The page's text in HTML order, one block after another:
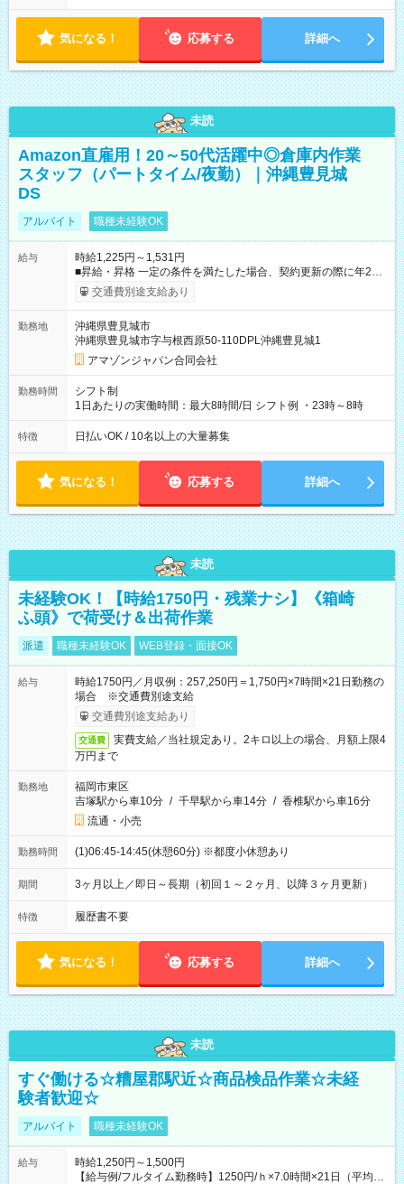
気になる！ 応募する 詳細へ
未読
Amazon直雇用！20～50代活躍中◎倉庫内作業
スタッフ（パートタイム/夜勤）｜沖縄豊見城
DS
アルバイト 職種未経験OK
給与
時給1,225円～1,531円
■昇給・昇格 一定の条件を満たした場合、契約更新の際に年2回
まで昇給の機会があります。 ■正社員登用制度あり ※月末締/翌
月25日支払い ※時間外手当、別途支給 ※深夜割増賃金 (22:00～
☆Amazon直雇用で安定して働けます！ 【試用期間】試用期間
あり 試用期間の長さ：1週間 雇用形態、給与は本採用時と同じ
です。
交通費別途支給あり
勤務地
沖縄県豊見城市
沖縄県豊見城市字与根西原50-110DPL沖縄豊見城1
アマゾンジャパン合同会社
勤務時間
シフト制
1日あたりの実働時間：最大8時間/日 シフト例 ・23時～8時
特徴 日払いOK / 10名以上の大量募集
気になる！ 応募する 詳細へ
未読
未経験OK！【時給1750円・残業ナシ】《箱崎
ふ頭》で荷受け＆出荷作業
派遣 職種未経験OK WEB登録・面接OK
給与
時給1750円／月収例：257,250円＝1,750円×7時間×21日勤務の
場合 ※交通費別途支給
交通費別途支給あり
交通費
実費支給／当社規定あり。2キロ以上の場合、月額上限4
万円まで
勤務地
福岡市東区
吉塚駅から車10分 / 千早駅から車14分 / 香椎駅から車16分
流通・小売
勤務時間 (1)06:45-14:45(休憩60分) ※都度小休憩あり
期間 3ヶ月以上／即日～長期（初回１～２ヶ月、以降３ヶ月更新）
特徴 履歴書不要
気になる！ 応募する 詳細へ
未読
すぐ働ける☆糟屋郡駅近☆商品検品作業☆未経
験者歓迎☆
アルバイト 職種未経験OK
給与
時給1,250円～1,500円
【給与例/フルタイム勤務時】1250円/ｈ×7.0時間×21日（平均